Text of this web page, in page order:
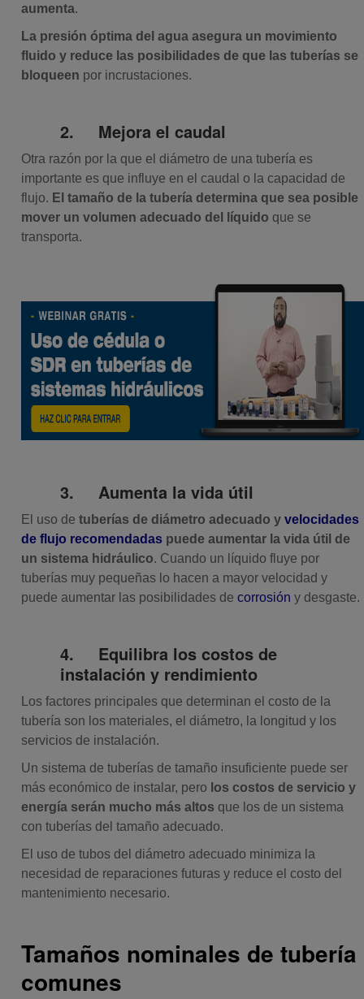
aumenta.
La presión óptima del agua asegura un movimiento
fluido y reduce las posibilidades de que las tuberías se
bloqueen por incrustaciones.
2. Mejora el caudal
Otra razón por la que el diámetro de una tubería es
importante es que influye en el caudal o la capacidad de
flujo. El tamaño de la tubería determina que sea posible
mover un volumen adecuado del líquido que se
transporta.
3.Aumenta la vida útil
El uso detuberías de diámetro adecuado yvelocidades
de flujo recomendadas puede aumentar la vida útil de
un sistema hidráulico. Cuando un líquido fluye por
tuberías muy pequeñas lo hacen a mayor velocidad y
puede aumentar las posibilidades decorrosión y desgaste.
4. Equilibra los costos de
instalación y rendimiento
Los factores principales que determinan el costo de la
tubería son los materiales, el diámetro, la longitud y los
servicios de instalación.
Un sistema de tuberías de tamaño insuficiente puede ser
más económico de instalar, pero los costos de servicio y
energía serán mucho más altos que los de un sistema
con tuberías del tamaño adecuado.
El uso de tubos del diámetro adecuado minimiza la
necesidad de reparaciones futuras y reduce el costo del
mantenimiento necesario.
Tamaños nominales de tubería
comunes